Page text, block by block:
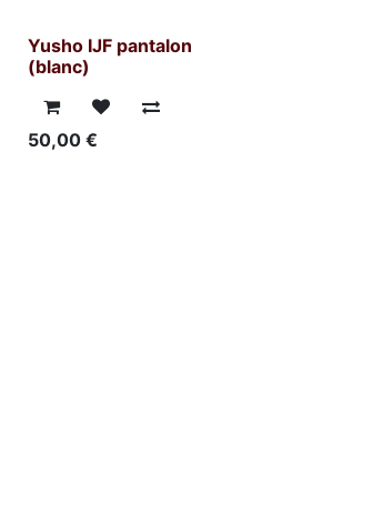
Yusho IJF pantalon
(blanc)
50,00€